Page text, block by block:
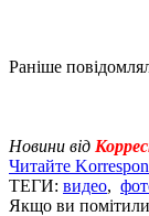
Раніше
Новини від
Читайте
ТЕГИ: видео,
Якщо ви помітили